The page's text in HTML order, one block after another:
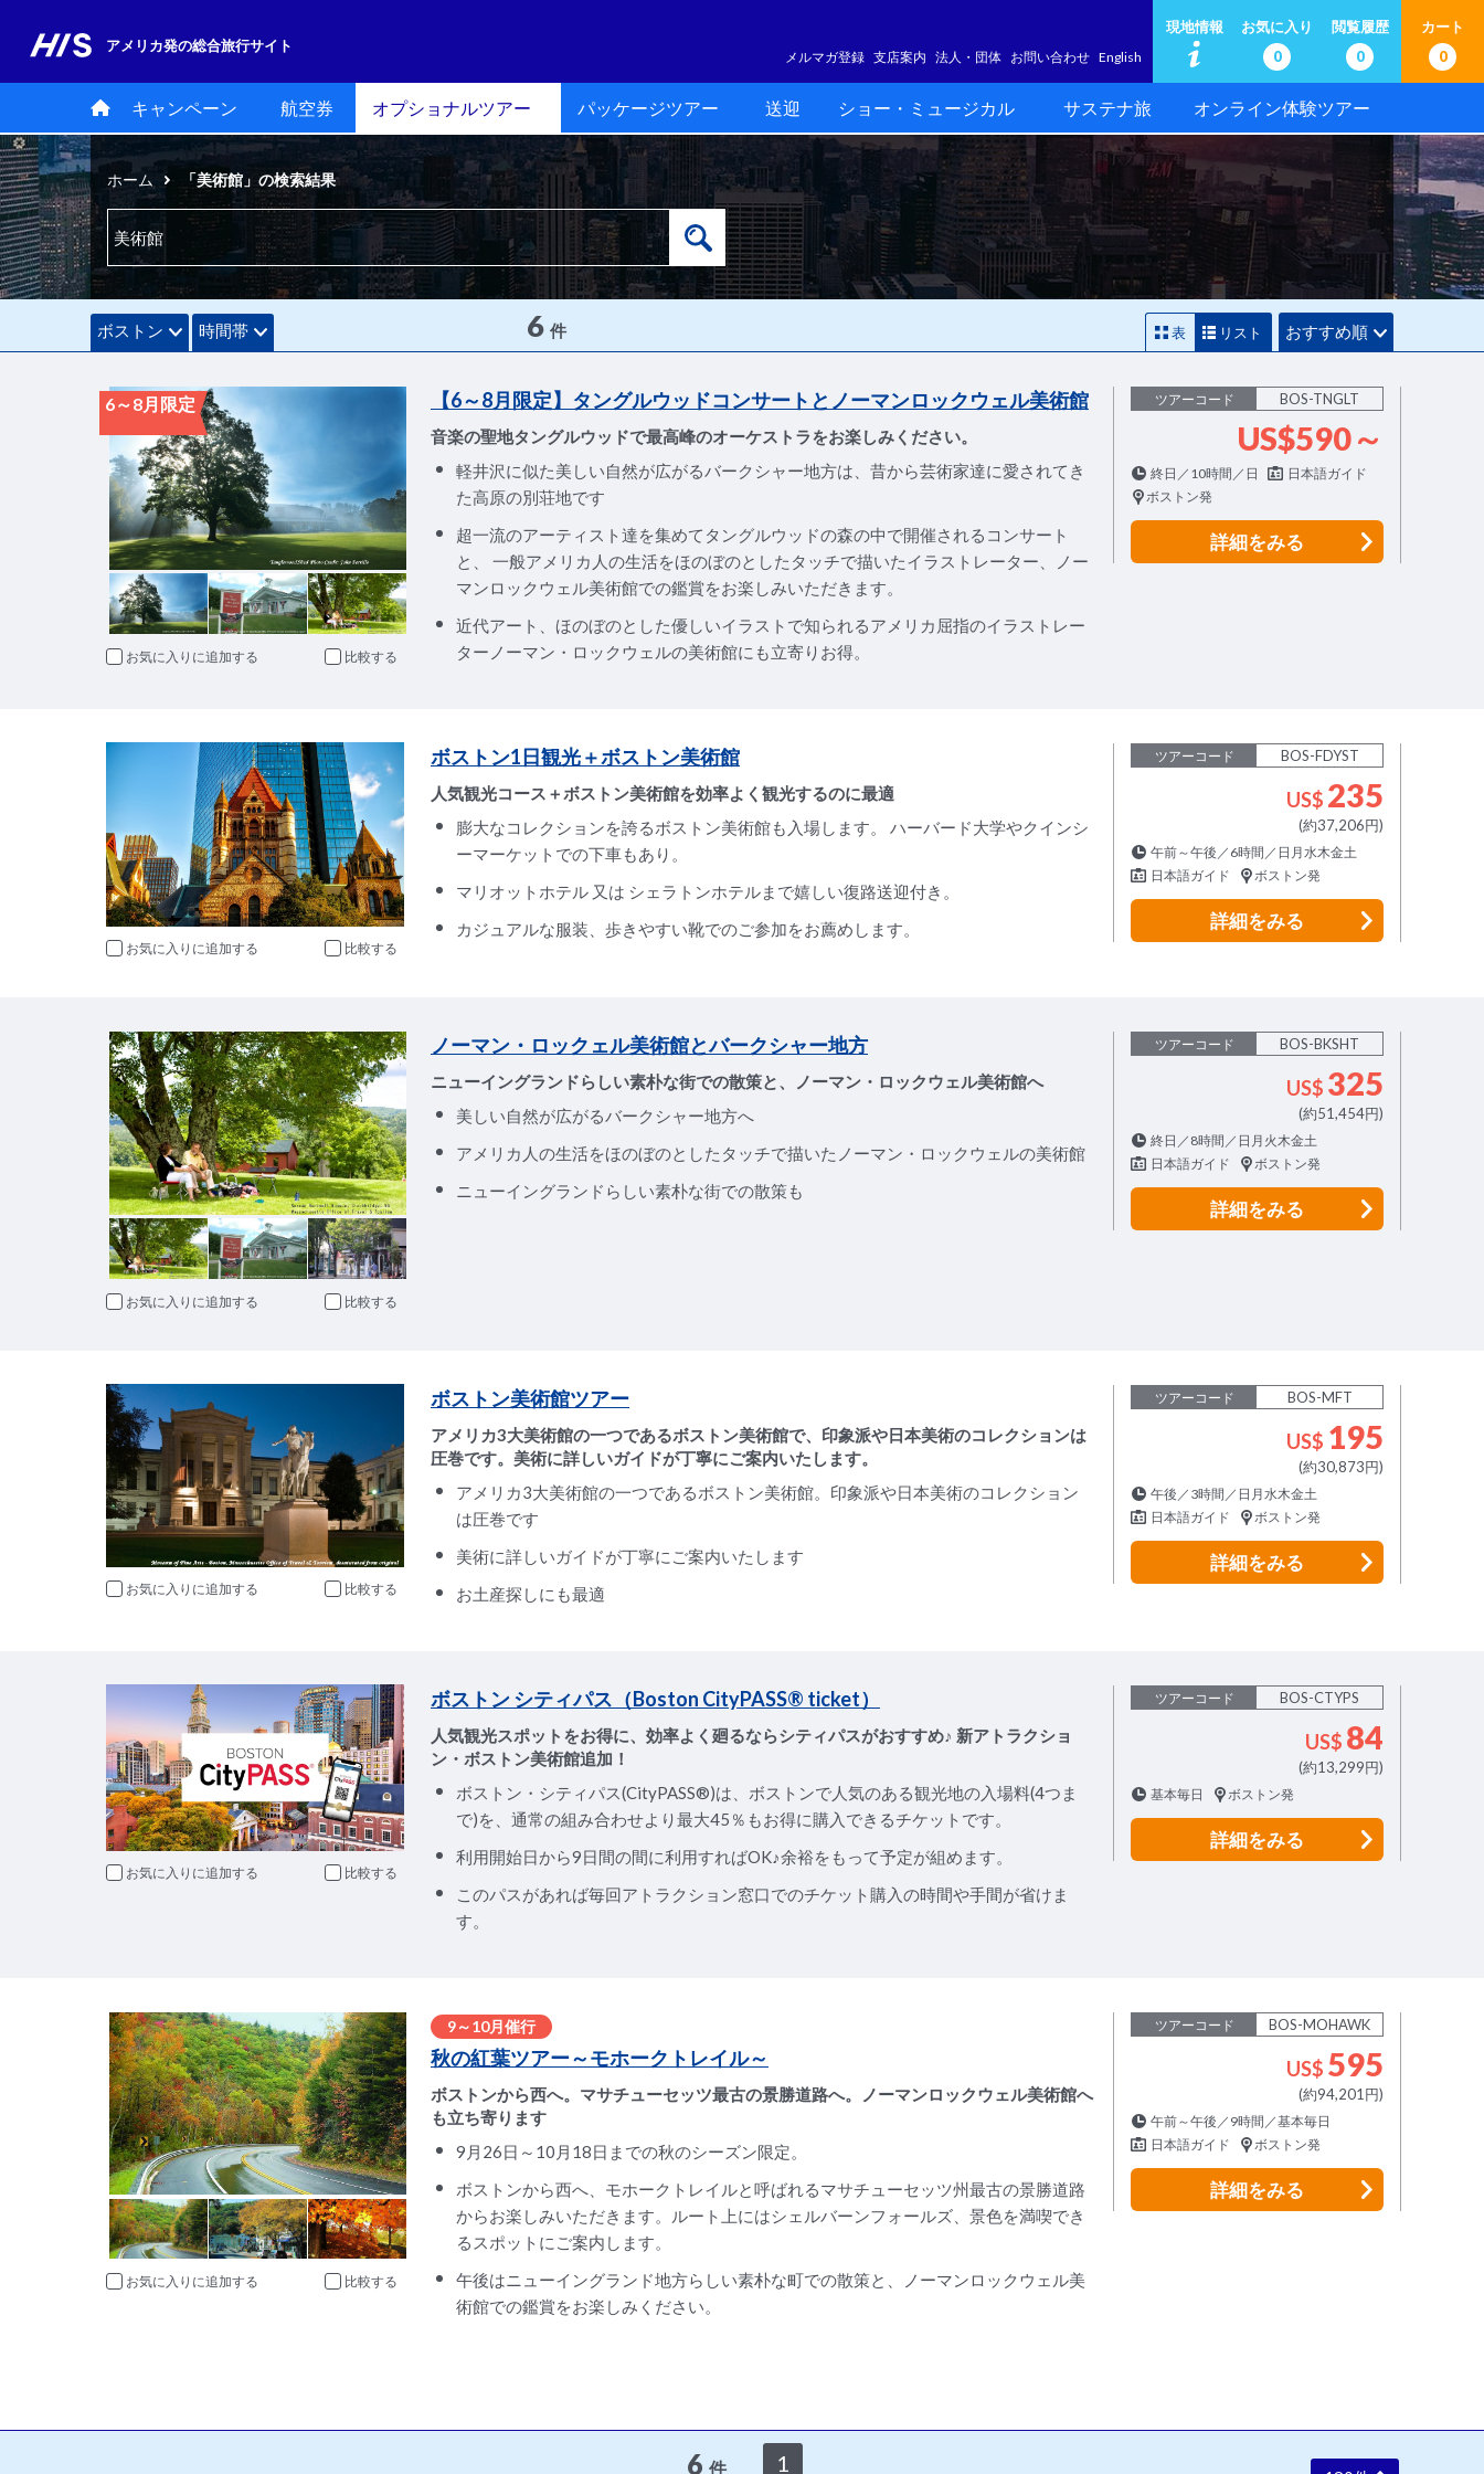
アメリカ発の総合旅行サイト
メルマガ登録 支店案内 法人・団体 お問い合わせ English
現地情報
お気に入り
0
閲覧履歴
0
カート
0
キャンペーン 航空券 オプショナルツアー パッケージツアー 送迎 ショー・ミュージカル サステナ旅 オンライン体験ツアー
ホーム 「美術館」の検索結果
ボストン 時間帯 6 件 表 リスト おすすめ順
6～8月限定
お気に入りに追加 比較
【6～8月限定】タングルウッドコンサートとノーマンロックウェル美術館
音楽の聖地タングルウッドで最高峰のオーケストラをお楽しみください。
軽井沢に似た美しい自然が広がるバークシャー地方は、昔から芸術家達に愛されてき
た高原の別荘地です
超一流のアーティスト達を集めてタングルウッドの森の中で開催されるコンサート
と、 一般アメリカ人の生活をほのぼのとしたタッチで描いたイラストレーター、ノー
マンロックウェル美術館での鑑賞をお楽しみいただきます。
近代アート、ほのぼのとした優しいイラストで知られるアメリカ屈指のイラストレー
ターノーマン・ロックウェルの美術館にも立寄りお得。
ツアーコード BOS-TNGLT
US$590～
終日／10時間／日
日本語ガイド
ボストン発
詳細をみる
お気に入りに追加 比較
ボストン1日観光＋ボストン美術館
人気観光コース＋ボストン美術館を効率よく観光するのに最適
膨大なコレクションを誇るボストン美術館も入場します。 ハーバード大学やクインシ
ーマーケットでの下車もあり。
マリオットホテル 又は シェラトンホテルまで嬉しい復路送迎付き。
カジュアルな服装、歩きやすい靴でのご参加をお薦めします。
ツアーコード BOS-FDYST
US$ 235
(約37,206円)
午前～午後／6時間／日月水木金土
日本語ガイド
ボストン発
詳細をみる
お気に入りに追加 比較
ノーマン・ロックェル美術館とバークシャー地方
ニューイングランドらしい素朴な街での散策と、ノーマン・ロックウェル美術館へ
美しい自然が広がるバークシャー地方へ
アメリカ人の生活をほのぼのとしたタッチで描いたノーマン・ロックウェルの美術館
ニューイングランドらしい素朴な街での散策も
ツアーコード BOS-BKSHT
US$ 325
(約51,454円)
終日／8時間／日月火木金土
日本語ガイド
ボストン発
詳細をみる
お気に入りに追加 比較
ボストン美術館ツアー
アメリカ3大美術館の一つであるボストン美術館で、印象派や日本美術のコレクションは
圧巻です。美術に詳しいガイドが丁寧にご案内いたします。
アメリカ3大美術館の一つであるボストン美術館。印象派や日本美術のコレクション
は圧巻です
美術に詳しいガイドが丁寧にご案内いたします
お土産探しにも最適
ツアーコード BOS-MFT
US$ 195
(約30,873円)
午後／3時間／日月水木金土
日本語ガイド
ボストン発
詳細をみる
お気に入りに追加 比較
ボストン シティパス（Boston CityPASS® ticket）
人気観光スポットをお得に、効率よく廻るならシティパスがおすすめ♪ 新アトラクショ
ン・ボストン美術館追加！
ボストン・シティパス(CityPASS®)は、ボストンで人気のある観光地の入場料(4つま
で)を、通常の組み合わせより最大45％もお得に購入できるチケットです。
利用開始日から9日間の間に利用すればOK♪余裕をもって予定が組めます。
このパスがあれば毎回アトラクション窓口でのチケット購入の時間や手間が省けま
す。
ツアーコード BOS-CTYPS
US$ 84
(約13,299円)
基本毎日 ボストン発
詳細をみる
お気に入りに追加 比較
9～10月催行
秋の紅葉ツアー～モホークトレイル～
ボストンから西へ。マサチューセッツ最古の景勝道路へ。ノーマンロックウェル美術館へ
も立ち寄ります
9月26日～10月18日までの秋のシーズン限定。
ボストンから西へ、モホークトレイルと呼ばれるマサチューセッツ州最古の景勝道路
からお楽しみいただきます。ルート上にはシェルバーンフォールズ、景色を満喫でき
るスポットにご案内します。
午後はニューイングランド地方らしい素朴な町での散策と、ノーマンロックウェル美
術館での鑑賞をお楽しみください。
ツアーコード BOS-MOHAWK
US$ 595
(約94,201円)
午前～午後／9時間／基本毎日
日本語ガイド
ボストン発
詳細をみる
6 件 1